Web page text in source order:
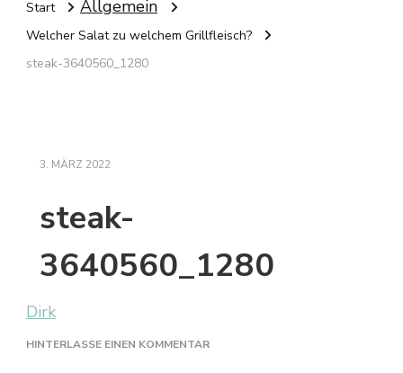
Start Allgemein
Welcher Salat zu welchem Grillfleisch?
steak-3640560_1280
3. MÄRZ 2022
steak-
3640560_1280
Dirk
HINTERLASSE EINEN KOMMENTARZU